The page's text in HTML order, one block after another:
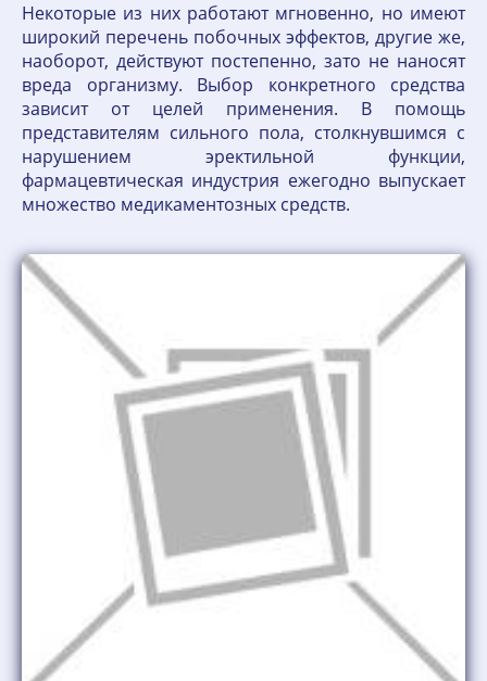
Некоторые из них работают мгновенно, но имеют
широкий перечень побочных эффектов, другие же,
наоборот, действуют постепенно, зато не наносят
вреда организму. Выбор конкретного средства
зависит от целей применения. В помощь
представителям сильного пола, столкнувшимся с
нарушением эректильной функции,
фармацевтическая индустрия ежегодно выпускает
множество медикаментозных средств.